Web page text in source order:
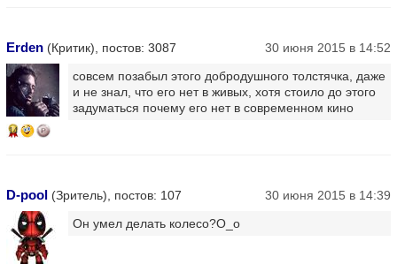
Erden (Критик), постов: 3087 30 июня 2015 в 14:52
14
совсем позабыл этого добродушного толстячка, даже
и не знал, что его нет в живых, хотя стоило до этого
задуматься почему его нет в современном кино
D-pool (Зритель), постов: 107
30 июня 2015 в 14:39
Он умел делать колесо?О_о